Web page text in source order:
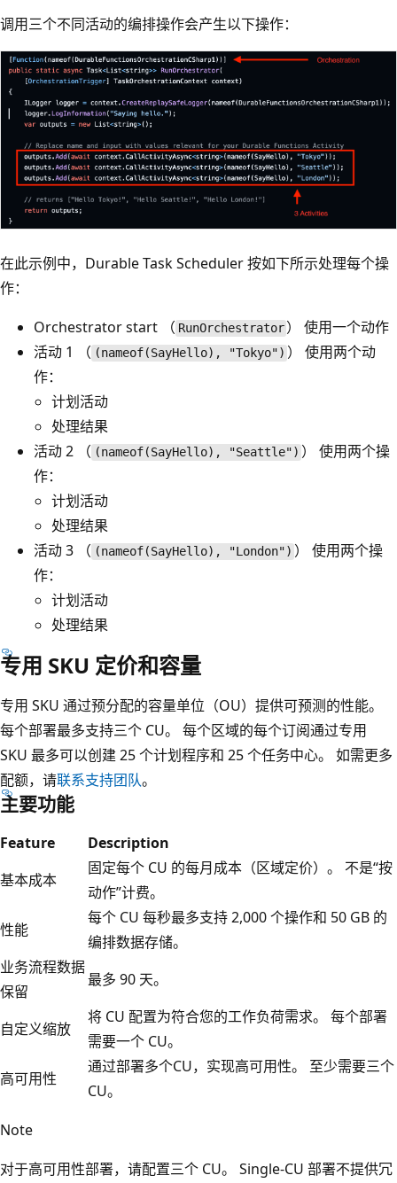
调用三个不同活动的编排操作会产生以下操作：
在此示例中，Durable Task Scheduler 按如下所示处理每个操
作：
Orchestrator start （ RunOrchestrator ） 使用一个动作
活动 1 （ (nameof(SayHello), "Tokyo") ） 使用两个动
作：
计划活动
处理结果
活动 2 （ (nameof(SayHello), "Seattle") ） 使用两个操
作：
计划活动
处理结果
活动 3 （ (nameof(SayHello), "London") ） 使用两个操
作：
计划活动
处理结果
专用 SKU 定价和容量
专用 SKU 通过预分配的容量单位（OU）提供可预测的性能。
每个部署最多支持三个 CU。 每个区域的每个订阅通过专用
SKU 最多可以创建 25 个计划程序和 25 个任务中心。 如需更多
配额，请联系支持团队。
主要功能
Feature
Description
基本成本
固定每个 CU 的每月成本（区域定价）。 不是“按
动作”计费。
性能
每个 CU 每秒最多支持 2,000 个操作和 50 GB 的
编排数据存储。
业务流程数据
保留
最多 90 天。
自定义缩放
将 CU 配置为符合您的工作负荷需求。 每个部署
需要一个 CU。
高可用性
通过部署多个CU，实现高可用性。 至少需要三个
CU。
Note
对于高可用性部署，请配置三个 CU。 Single-CU 部署不提供冗